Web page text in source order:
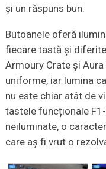
și un răspuns bun.
Butoanele oferă
fiecare tastă și
Armoury Crate și
uniforme, iar lumina
nu este chiar atât de
tastele funcționale
neiluminate, o
care aș fi vrut o